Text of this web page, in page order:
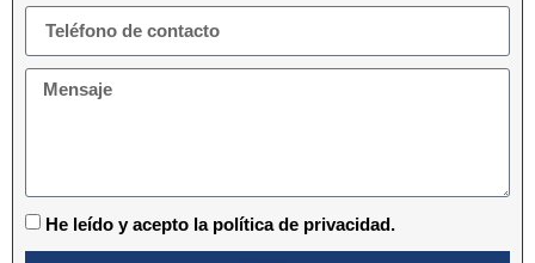
He leído y acepto la política de privacidad.